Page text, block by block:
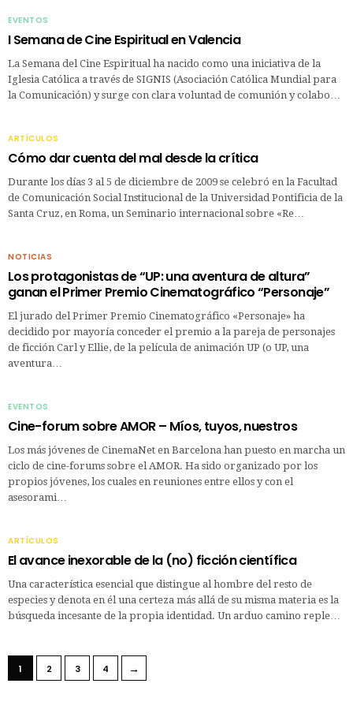
EVENTOS
I Semana de Cine Espiritual en Valencia
La Semana del Cine Espiritual ha nacido como una iniciativa de la
Iglesia Católica a través de SIGNIS (Asociación Católica Mundial para
la Comunicación) y surge con clara voluntad de comunión y colabo…
ARTÍCULOS
Cómo dar cuenta del mal desde la crítica
Durante los días 3 al 5 de diciembre de 2009 se celebró en la Facultad
de Comunicación Social Institucional de la Universidad Pontificia de la
Santa Cruz, en Roma, un Seminario internacional sobre «Re…
NOTICIAS
Los protagonistas de “UP: una aventura de altura”
ganan el Primer Premio Cinematográfico “Personaje”
El jurado del Primer Premio Cinematográfico «Personaje» ha
decidido por mayoría conceder el premio a la pareja de personajes
de ficción Carl y Ellie, de la película de animación UP (o UP, una
aventura…
EVENTOS
Cine-forum sobre AMOR – Míos, tuyos, nuestros
Los más jóvenes de CinemaNet en Barcelona han puesto en marcha un
ciclo de cine-forums sobre el AMOR. Ha sido organizado por los
propios jóvenes, los cuales en reuniones entre ellos y con el
asesorami…
ARTÍCULOS
El avance inexorable de la (no) ficción científica
Una característica esencial que distingue al hombre del resto de
especies y denota en él una certeza más allá de su misma materia es la
búsqueda incesante de la propia identidad. Un arduo camino reple…
1 2 3 4 →